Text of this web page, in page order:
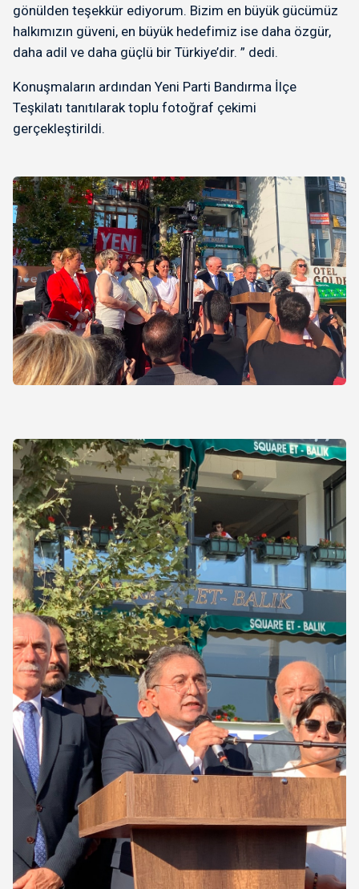
gönülden teşekkür ediyorum. Bizim en büyük gücümüz
halkımızın güveni, en büyük hedefimiz ise daha özgür,
daha adil ve daha güçlü bir Türkiye’dir. ” dedi.
Konuşmaların ardından Yeni Parti Bandırma İlçe
Teşkilatı tanıtılarak toplu fotoğraf çekimi
gerçekleştirildi.